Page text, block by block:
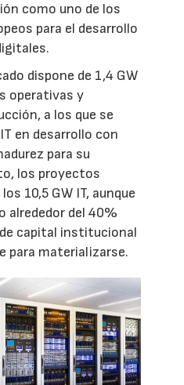
como uno de los
para el desarrollo
dispone de 1,4 GW
operativas y
a los que se
en desarrollo con
para su
los proyectos
10,5 GW IT, aunque
alrededor del 40%
capital institucional
para materializarse.